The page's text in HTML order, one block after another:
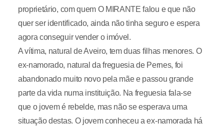
proprietário, com quem O MIRANTE falou e que não
quer ser identificado, ainda não tinha seguro e espera
agora conseguir vender o imóvel.
A vítima, natural de Aveiro, tem duas filhas menores. O
ex-namorado, natural da freguesia de Pernes, foi
abandonado muito novo pela mãe e passou grande
parte da vida numa instituição. Na freguesia fala-se
que o jovem é rebelde, mas não se esperava uma
situação destas. O jovem conheceu a ex-namorada há